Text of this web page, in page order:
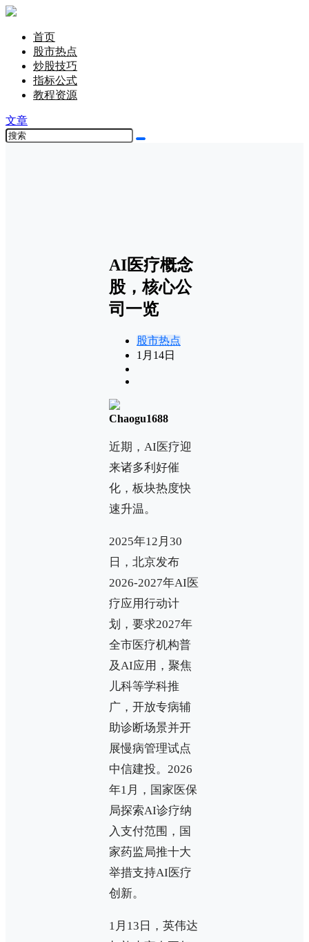
首页
股市热点
炒股技巧
指标公式
教程资源
文章
AI医疗概念
股，核心公
司一览
股市热点
1月14日
Chaogu1688
近期，AI医疗迎
来诸多利好催
化，板块热度快
速升温。
2025年12月30
日，北京发布
2026-2027年AI医
疗应用行动计
划，要求2027年
全市医疗机构普
及AI应用，聚焦
儿科等学科推
广，开放专病辅
助诊断场景并开
展慢病管理试点
中信建投。2026
年1月，国家医保
局探索AI诊疗纳
入支付范围，国
家药监局推十大
举措支持AI医疗
创新。
1月13日，英伟达